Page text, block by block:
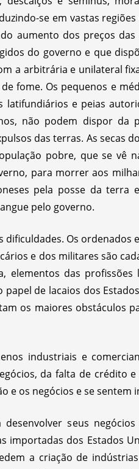
se em vastas
aumento dos preços
do governo e que
a arbitrária e unilateral
fome. Os pequenos e
e peias
não podem dispor da
das terras. As secas
pobre, que se vê
para morrer aos
pela posse da
pelo governo.
dificuldades. Os
e dos militares são
elementos das
de lacaios dos
os maiores obstáculos
industriais e
da falta de crédito
e os negócios e se sentem
seus
importadas dos Estados
a criação de